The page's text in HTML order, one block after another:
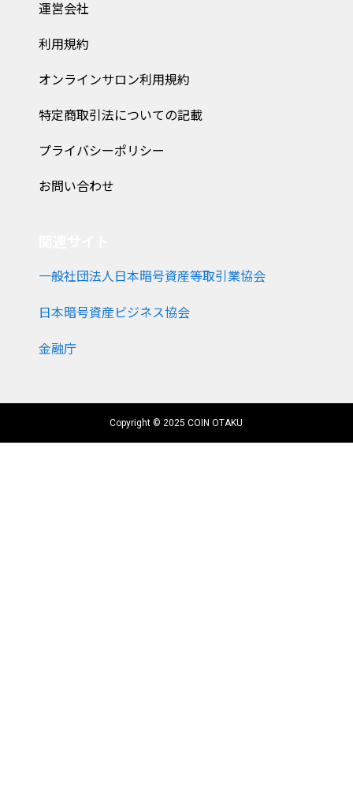
運営会社
利用規約
オンラインサロン利用規約
特定商取引法についての記載
プライバシーポリシー
お問い合わせ
一般社団法人日本暗号資産等取引業協会
日本暗号資産ビジネス協会
金融庁
Copyright © 2025 COIN OTAKU